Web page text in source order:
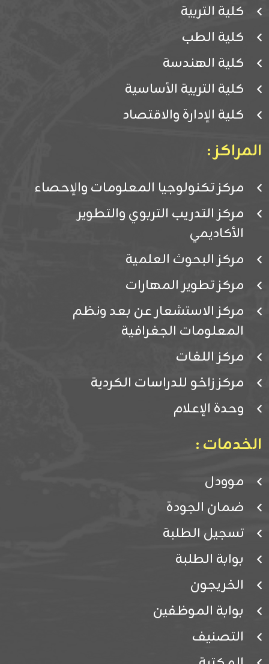
كلية التربية
كلية الطب
كلية الهندسة
كلية التربية الأساسية
كلية الإدارة والاقتصاد
المراكز :
مركز تكنولوجيا المعلومات والإحصاء
مركز التدريب التربوي والتطوير
الأكاديمي
مركز البحوث العلمية
مركز تطوير المهارات
مركز الاستشعار عن بعد ونظم
المعلومات الجغرافية
مركز اللغات
مركز زاخو للدراسات الكردية
وحدة الإعلام
الخدمات :
موودل
ضمان الجودة
تسجيل الطلبة
بوابة الطلبة
الخريجون
بوابة الموظفين
التصنيف